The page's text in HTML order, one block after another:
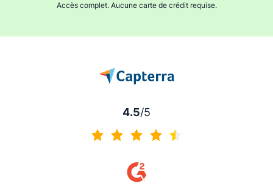
Accès complet. Aucune carte de crédit requise.
4.5/5